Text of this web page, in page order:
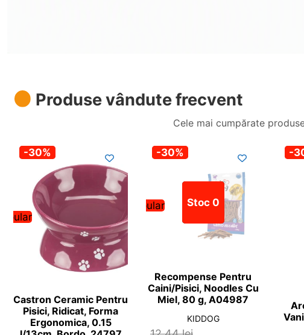
Produse vândute frecvent
Cele mai cumpărate
Popular
-30%
Castron Ceramic Pentru
Pisici, Ridicat, Forma
Ergonomica, 0.15
Popular Stoc 0
-30%
Recompense Pentru
Caini/Pisici, Noodles Cu
Miel, 80 g, A04987
KIDDOG
-